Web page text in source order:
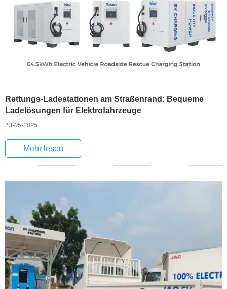
Rettungs-Ladestationen am Straßenrand: Bequeme
Ladelösungen für Elektrofahrzeuge
13-05-2025
Mehr lesen